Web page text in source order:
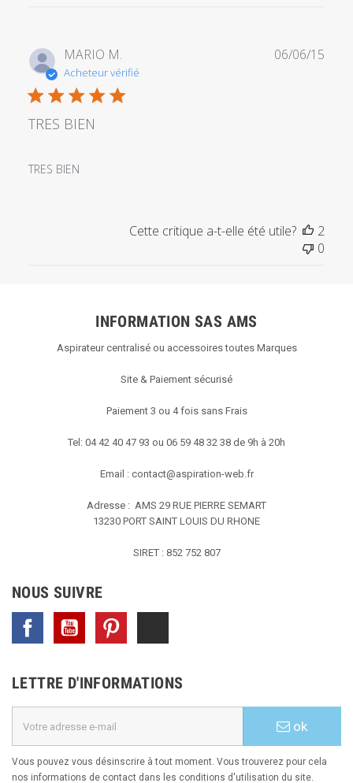
MARIO M.
Acheteur vérifié
TRES BIEN
TRES BIEN
06/06/15
Cette critique a-t-elle été utile?
2
0
INFORMATION SAS AMS
Aspirateur centralisé ou accessoires toutes Marques
Site & Paiement sécurisé
Paiement 3 ou 4 fois sans Frais
Tel: 04 42 40 47 93 ou 06 59 48 32 38 de 9h à 20h
Email : contact@aspiration-web.fr
Adresse : AMS 29 RUE PIERRE SEMART
13230 PORT SAINT LOUIS DU RHONE
SIRET : 852 752 807
NOUS SUIVRE
Facebook YouTube
LETTRE D'INFORMATIONS
ok
Vous pouvez vous désinscrire à tout moment. Vous trouverez pour cela
nos informations de contact dans les conditions d'utilisation du site.